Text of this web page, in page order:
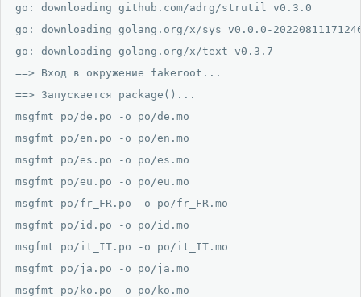
go: downloading github.com/adrg/strutil v0.3.0
go: downloading golang.org/x/sys v0.0.0-
go: downloading golang.org/x/text v0.3.7
==> Вход в окружение fakeroot...
==> Запускается package()...
msgfmt po/de.po -o po/de.mo
msgfmt po/en.po -o po/en.mo
msgfmt po/es.po -o po/es.mo
msgfmt po/eu.po -o po/eu.mo
msgfmt po/fr_FR.po -o po/fr_FR.mo
msgfmt po/id.po -o po/id.mo
msgfmt po/it_IT.po -o po/it_IT.mo
msgfmt po/ja.po -o po/ja.mo
msgfmt po/ko.po -o po/ko.mo